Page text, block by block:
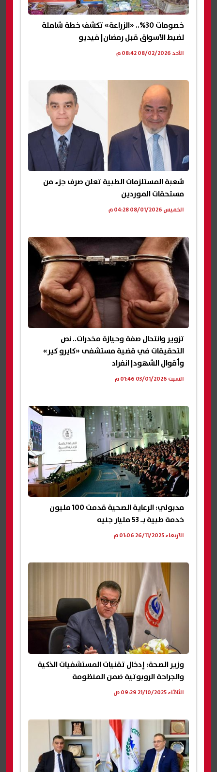
خصومات 30%.. «الزراعة» تكشف خطة شاملة
لضبط الأسواق قبل رمضان| فيديو
الأحد 08/02/2026 08:42 م
شعبة المستلزمات الطبية تعلن صرف جزء من
مستحقات الموردين
الخميس 08/01/2026 04:28 م
تزوير وانتحال صفة وحيازة مخدرات.. نص
التحقيقات في قضية مستشفى «كايرو كير»
وأقوال الشهود| انفراد
السبت 03/01/2026 01:46 م
مدبولي: الرعاية الصحية قدمت 100 مليون
خدمة طبية بـ 53 مليار جنيه
الأربعاء 26/11/2025 01:06 م
وزير الصحة: إدخال تقنيات المستشفيات الذكية
والجراحة الروبوتية ضمن المنظومة
الثلاثاء 21/10/2025 09:29 ص